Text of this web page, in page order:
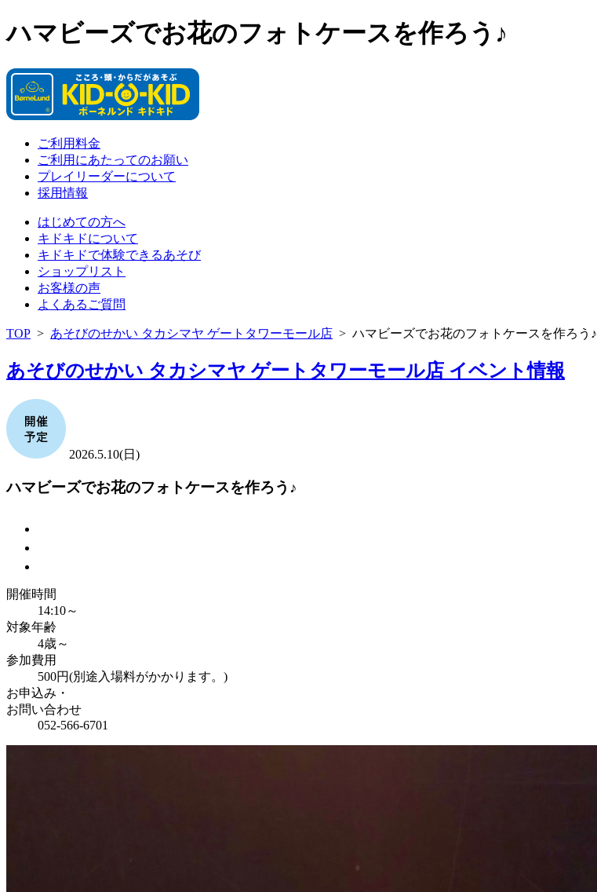
ハマビーズでお花のフォトケースを作ろう♪
ご利用料金
ご利用にあたってのお願い
プレイリーダーについて
採用情報
はじめての方へ
キドキドについて
キドキドで体験できるあそび
ショップリスト
お客様の声
よくあるご質問
TOP > あそびのせかい タカシマヤ ゲートタワーモール店 > ハマビーズでお花のフォトケースを作ろう♪
あそびのせかい タカシマヤ ゲートタワーモール店 イベント情報
2026.5.10(日)
ハマビーズでお花のフォトケースを作ろう♪
開催時間
14:10～
対象年齢
4歳～
参加費用
500円(別途入場料がかかります。)
お申込み・
お問い合わせ
052-566-6701